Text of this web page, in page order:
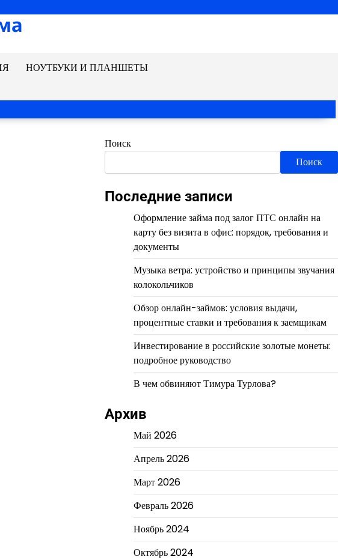
НОУТБУКИ И ПЛАНШЕТЫ
Поиск
Поиск
Последние записи
Оформление займа под залог ПТС онлайн на
карту без визита в офис: порядок, требования и
документы
Музыка ветра: устройство и принципы звучания
колокольчиков
Обзор онлайн-займов: условия выдачи,
процентные ставки и требования к заемщикам
Инвестирование в российские золотые монеты:
подробное руководство
В чем обвиняют Тимура Турлова?
Архив
Май 2026
Апрель 2026
Март 2026
Февраль 2026
Ноябрь 2024
Октябрь 2024